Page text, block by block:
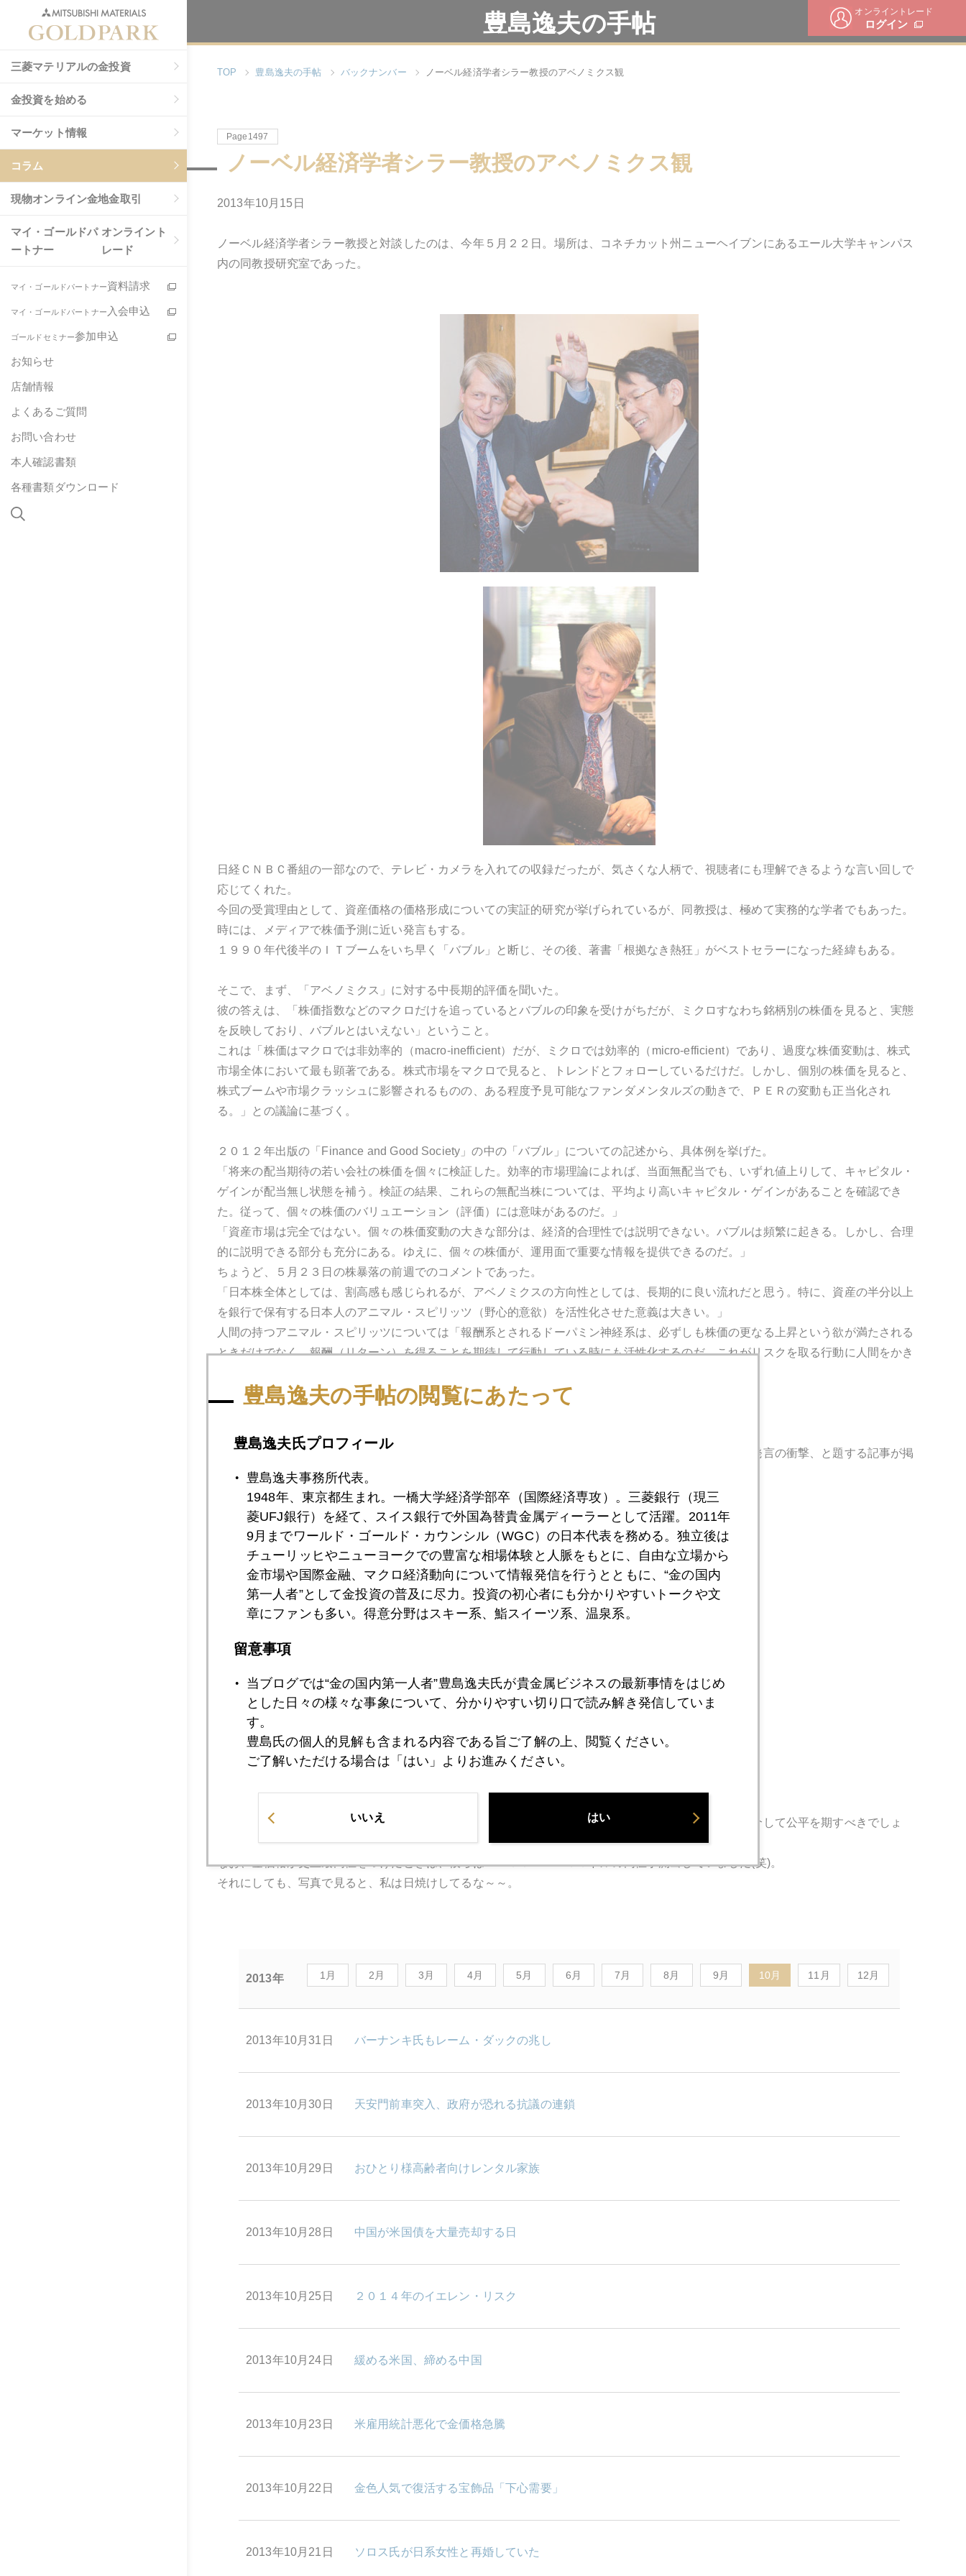
オンライントレード
ログイン
三菱マテリアルの金投資
金投資を始める
マーケット情報
コラム
現物オンライン金地金取引
マイ・ゴールドパ
ートナー
オンライント
レード
マイ・ゴールドパートナー資料請求
マイ・ゴールドパートナー 入会申込
ゴールドセミナー参加申込
お知らせ
店舗情報
よくあるご質問
お問い合わせ
本人確認書類
各種書類ダウンロード
豊島逸夫の手帖
TOP 豊島逸夫の手帖 バックナンバー ノーベル経済学者シラー教授のアベノミクス観
Page1497
ノーベル経済学者シラー教授のアベノミクス観
2013年10月15日
ノーベル経済学者シラー教授と対談したのは、今年５月２２日。場所は、コネチカット州ニューヘイブンにあるエール大学キャンパス
内の同教授研究室であった。
日経ＣＮＢＣ番組の一部なので、テレビ・カメラを入れての収録だったが、気さくな人柄で、視聴者にも理解できるような言い回しで
応じてくれた。
今回の受賞理由として、資産価格の価格形成についての実証的研究が挙げられているが、同教授は、極めて実務的な学者でもあった。
時には、メディアで株価予測に近い発言もする。
１９９０年代後半のＩＴブームをいち早く「バブル」と断じ、その後、著書「根拠なき熱狂」がベストセラーになった経緯もある。
そこで、まず、「アベノミクス」に対する中長期的評価を聞いた。
彼の答えは、「株価指数などのマクロだけを追っているとバブルの印象を受けがちだが、ミクロすなわち銘柄別の株価を見ると、実態
を反映しており、バブルとはいえない」ということ。
これは「株価はマクロでは非効率的（macro-inefficient）だが、ミクロでは効率的（micro-efficient）であり、過度な株価変動は、株式
市場全体において最も顕著である。株式市場をマクロで見ると、トレンドとフォローしているだけだ。しかし、個別の株価を見ると、
株式ブームや市場クラッシュに影響されるものの、ある程度予見可能なファンダメンタルズの動きで、ＰＥＲの変動も正当化され
る。」との議論に基づく。
２０１２年出版の「Finance and Good Society」の中の「バブル」についての記述から、具体例を挙げた。
「将来の配当期待の若い会社の株価を個々に検証した。効率的市場理論によれば、当面無配当でも、いずれ値上りして、キャピタル・
ゲインが配当無し状態を補う。検証の結果、これらの無配当株については、平均より高いキャピタル・ゲインがあることを確認でき
た。従って、個々の株価のバリュエーション（評価）には意味があるのだ。」
「資産市場は完全ではない。個々の株価変動の大きな部分は、経済的合理性では説明できない。バブルは頻繁に起きる。しかし、合理
的に説明できる部分も充分にある。ゆえに、個々の株価が、運用面で重要な情報を提供できるのだ。」
ちょうど、５月２３日の株暴落の前週でのコメントであった。
「日本株全体としては、割高感も感じられるが、アベノミクスの方向性としては、長期的に良い流れだと思う。特に、資産の半分以上
を銀行で保有する日本人のアニマル・スピリッツ（野心的意欲）を活性化させた意義は大きい。」
人間の持つアニマル・スピリッツについては「報酬系とされるドーパミン神経系は、必ずしも株価の更なる上昇という欲が満たされる
ときだけでなく、報酬（リターン）を得ることを期待して行動している時にも活性化するのだ。これがリスクを取る行動に人間をかき
なお、今後有望な株式として、「欧州株」を挙げた。
さて、昨日から今日にかけて、日経電子版に金担当記者の書いた「金の時代は終わり」有力アナリスト発言の衝撃、と題する記事が掲
載され、昨日は全日アクセスランキング２位、今朝も３位と、注目度が高いようです。
本欄でも紹介してきたポール・ウォーカーの発言についてです。
私の反論も含めて、良くまとまっていると思います。
最近、ゴールドマンサックスやモルガンスタンレーも弱気見通しを出しています。こういう弱気論も紹介して公平を期すべきでしょ
う。健全なディベートだと思います。
なお、金価格が史上最高値をつけたときは、彼らは２２００－２４００ドルの高値予測出していました(笑)。
それにしても、写真で見ると、私は日焼けしてるな～～。
2013年 1月 2月 3月 4月 5月 6月 7月 8月 9月 10月 11月 12月
2013年10月31日 バーナンキ氏もレーム・ダックの兆し
2013年10月30日 天安門前車突入、政府が恐れる抗議の連鎖
2013年10月29日 おひとり様高齢者向けレンタル家族
2013年10月28日 中国が米国債を大量売却する日
2013年10月25日 ２０１４年のイエレン・リスク
2013年10月24日 緩める米国、締める中国
2013年10月23日 米雇用統計悪化で金価格急騰
2013年10月22日 金色人気で復活する宝飾品「下心需要」
2013年10月21日 ソロス氏が日系女性と再婚していた
豊島逸夫の手帖の閲覧にあたって
豊島逸夫氏プロフィール
豊島逸夫事務所代表。
1948年、東京都生まれ。一橋大学経済学部卒（国際経済専攻）。三菱銀行（現三
菱UFJ銀行）を経て、スイス銀行で外国為替貴金属ディーラーとして活躍。2011年
9月までワールド・ゴールド・カウンシル（WGC）の日本代表を務める。独立後は
チューリッヒやニューヨークでの豊富な相場体験と人脈をもとに、自由な立場から
金市場や国際金融、マクロ経済動向について情報発信を行うとともに、“金の国内
第一人者”として金投資の普及に尽力。投資の初心者にも分かりやすいトークや文
章にファンも多い。得意分野はスキー系、鮨スイーツ系、温泉系。
留意事項
当ブログでは“金の国内第一人者”豊島逸夫氏が貴金属ビジネスの最新事情をはじめ
とした日々の様々な事象について、分かりやすい切り口で読み解き発信していま
す。
豊島氏の個人的見解も含まれる内容である旨ご了解の上、閲覧ください。
ご了解いただける場合は「はい」よりお進みください。
いいえ はい